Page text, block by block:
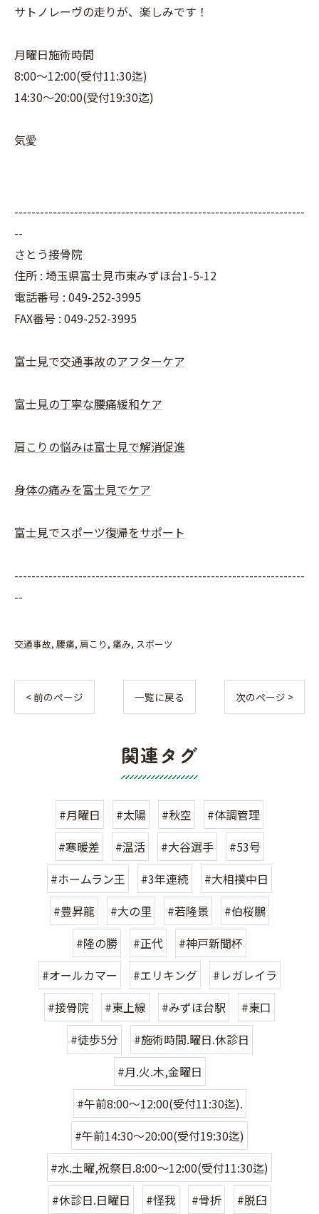
サトノレーヴの走りが、楽しみです！
月曜日施術時間
8:00〜12:00(受付11:30迄)
14:30〜20:00(受付19:30迄)
気愛
--------------------------------------------------------------------
--
さとう接骨院
住所 : 埼玉県富士見市東みずほ台1-5-12
電話番号 : 049-252-3995
FAX番号 : 049-252-3995
富士見で交通事故のアフターケア
富士見の丁寧な腰痛緩和ケア
肩こりの悩みは富士見で解消促進
身体の痛みを富士見でケア
富士見でスポーツ復帰をサポート
--------------------------------------------------------------------
--
交通事故 腰痛 肩こり 痛み スポーツ
< 前のページ 一覧に戻る 次のページ >
関連タグ
#月曜日 #太陽 #秋空
#体調管理
#寒暖差
#温活 #大谷選手
#53号
#ホームラン王
#3年連続
#大相撲中日
#豊昇龍
#大の里 #若隆景
#伯桜鵬
#隆の勝
#正代
#神戸新聞杯
#オールカマー
#エリキング
#レガレイラ
#接骨院
#東上線 #みずほ台駅
#東口
#徒歩5分
#施術時間.曜日.休診日
#月.火.木,金曜日
#午前8:00〜12:00(受付11:30迄).
#午前14:30〜20:00(受付19:30迄)
#水.土曜,祝祭日.8:00〜12:00(受付11:30迄)
#休診日.日曜日
#怪我 #骨折
#脱臼